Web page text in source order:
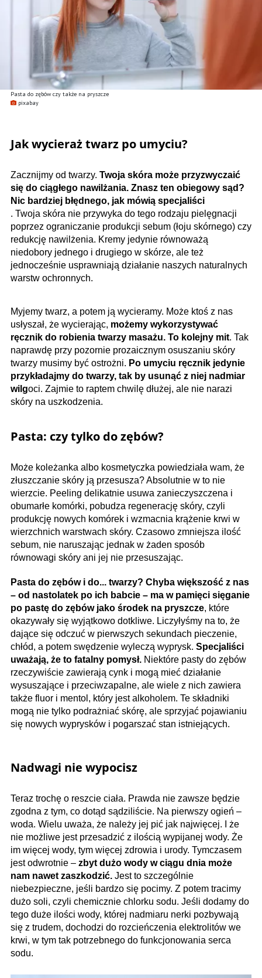
Pasta do zębów czy także na pryszcze
pixabay
Jak wycieraż twarz po umyciu?
Zacznijmy od twarzy. Twoja skóra może przyzwyczaić
się do ciągłego nawilżania. Znasz ten obiegowy sąd?
Nic bardziej błędnego, jak mówią specjaliści
. Twoja skóra nie przywyka do tego rodzaju pielęgnacji
poprzez ograniczanie produkcji sebum (łoju skórnego) czy
redukcję nawilżenia. Kremy jedynie równoważą
niedobory jednego i drugiego w skórze, ale też
jednocześnie usprawniają działanie naszych naturalnych
warstw ochronnych.
Myjemy twarz, a potem ją wycieramy. Może ktoś z nas
usłyszał, że wycierając, możemy wykorzystywać
ręcznik do robienia twarzy masażu. To kolejny mit. Tak
naprawdę przy pozornie prozaicznym osuszaniu skóry
twarzy musimy być ostrożni. Po umyciu ręcznik jedynie
przykładajmy do twarzy, tak by usunąć z niej nadmiar
wilgoci. Zajmie to raptem chwilę dłużej, ale nie narazi
skóry na uszkodzenia.
Pasta: czy tylko do zębów?
Może koleżanka albo kosmetyczka powiedziała wam, że
złuszczanie skóry ją przesusza? Absolutnie w to nie
wierzcie. Peeling delikatnie usuwa zanieczyszczena i
obumarłe komórki, pobudza regenerację skóry, czyli
produkcję nowych komórek i wzmacnia krążenie krwi w
wierzchnich warstwach skóry. Czasowo zmniejsza ilość
sebum, nie naruszając jednak w żaden sposób
równowagi skóry ani jej nie przesuszając.
Pasta do zębów i do... twarzy? Chyba większość z nas
– od nastolatek po ich babcie – ma w pamięci sięganie
po pastę do zębów jako środek na pryszcze, które
okazywały się wyjątkowo dotkliwe. Liczyłyśmy na to, że
dające się odczuć w pierwszych sekundach pieczenie,
chłód, a potem swędzenie wyleczą wyprysk. Specjaliści
uważają, że to fatalny pomysł. Niektóre pasty do zębów
rzeczywiście zawierają cynk i mogą mieć działanie
wysuszające i przeciwzapalne, ale wiele z nich zawiera
także fluor i mentol, który jest alkoholem. Te składniki
mogą nie tylko podrażniać skórę, ale sprzyjać pojawianiu
się nowych wyprysków i pogarszać stan istniejących.
Nadwagi nie wypocisz
Teraz trochę o reszcie ciała. Prawda nie zawsze będzie
zgodna z tym, co dotąd sądziliście. Na pierwszy ogień –
woda. Wielu uważa, że należy jej pić jak najwięcej. I że
nie możliwe jest przesadzić z ilością wypijanej wody. Że
im więcej wody, tym więcej zdrowia i urody. Tymczasem
jest odwrotnie – zbyt dużo wody w ciągu dnia może
nam nawet zaszkodzić. Jest to szczególnie
niebezpieczne, jeśli bardzo się pocimy. Z potem tracimy
dużo soli, czyli chemicznie chlorku sodu. Jeśli dodamy do
tego duże ilości wody, której nadmiaru nerki pozbywają
się z trudem, dochodzi do rozcieńczenia elektrolitów we
krwi, w tym tak potrzebnego do funkcjonowania serca
sodu.